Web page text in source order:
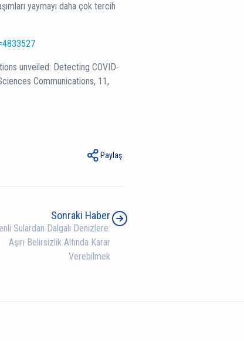
yaymayı daha çok tercih
unveiled: Detecting COVID-
Communications, 11,
Paylaş
Sonraki Haber
Sulardan Dalgalı Denizlere:
Aşırı Belirsizlik Altında Karar
Verebilmek